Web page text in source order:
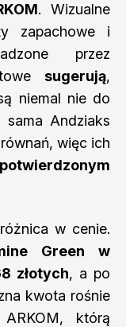
. Wizualne
zapachowe i
przez
sugerują,
niemal nie do
Andziaks
więc ich
w cenie.
Green w
złotych, a po
kwota rośnie
którą